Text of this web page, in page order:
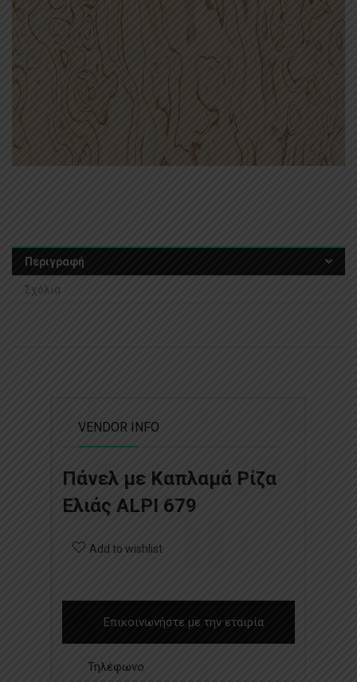
Περιγραφή
Σχόλια
VENDOR INFO
Πάνελ με Καπλαμά Ρίζα
Ελιάς ALPI 679
Add to wishlist
Επικοινωνήστε με την εταιρία
Τηλέφωνο